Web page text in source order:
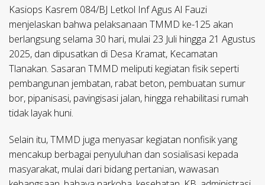
Kasiops Kasrem 084/BJ Letkol Inf Agus Al Fauzi
menjelaskan bahwa pelaksanaan TMMD ke-125 akan
berlangsung selama 30 hari, mulai 23 Juli hingga 21 Agustus
2025, dan dipusatkan di Desa Kramat, Kecamatan
Tlanakan. Sasaran TMMD meliputi kegiatan fisik seperti
pembangunan jembatan, rabat beton, pembuatan sumur
bor, pipanisasi, pavingisasi jalan, hingga rehabilitasi rumah
tidak layak huni.
Selain itu, TMMD juga menyasar kegiatan nonfisik yang
mencakup berbagai penyuluhan dan sosialisasi kepada
masyarakat, mulai dari bidang pertanian, wawasan